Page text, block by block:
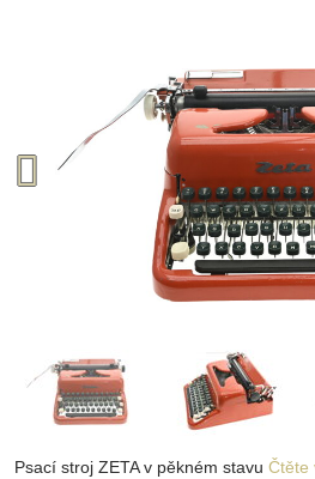
Psací stroj ZETA v pěkném stavu Čtěte